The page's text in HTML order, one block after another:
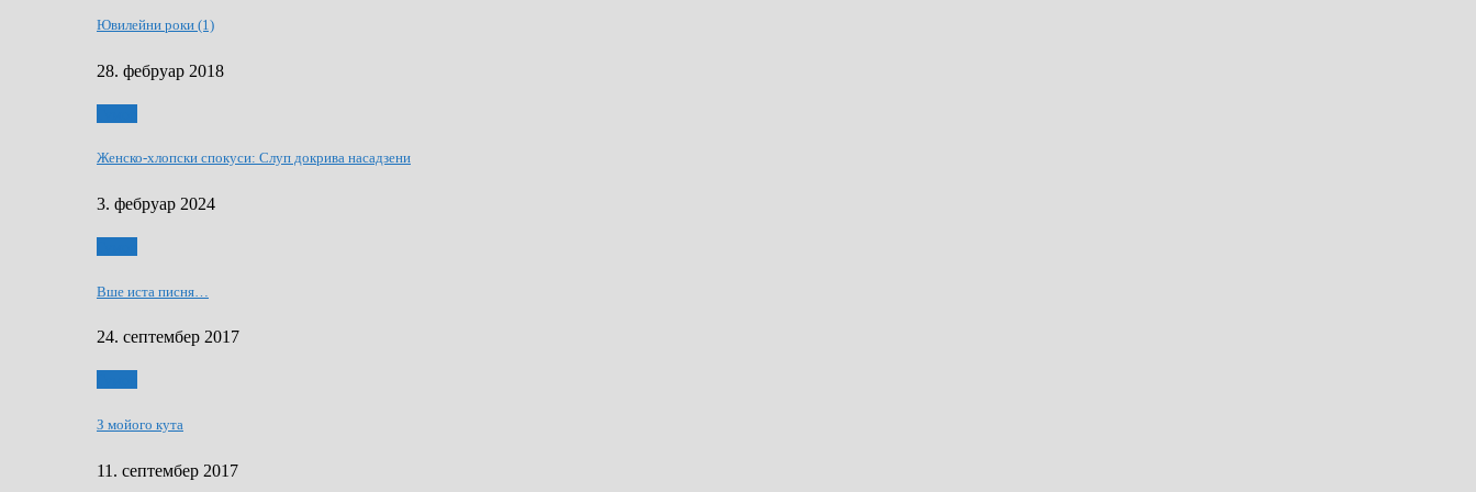
Ювилейни роки (1)
28. фебруар 2018
Женско-хлопски спокуси: Слуп докрива насадзени
3. фебруар 2024
Вше иста писня…
24. септембер 2017
З мойого кута
11. септембер 2017